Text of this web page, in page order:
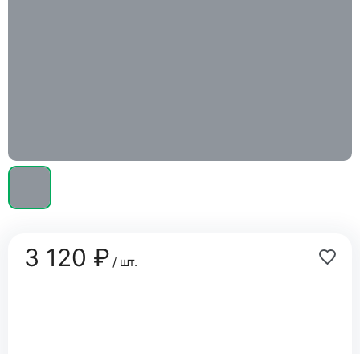
3 120 ₽/ шт.